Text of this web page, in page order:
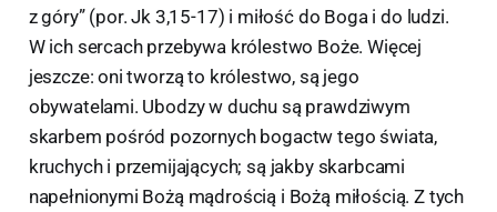
z góry” (por. Jk 3,15-17) i miłość do Boga i do ludzi.
W ich sercach przebywa królestwo Boże. Więcej
jeszcze: oni tworzą to królestwo, są jego
obywatelami. Ubodzy w duchu są prawdziwym
skarbem pośród pozornych bogactw tego świata,
kruchych i przemijających; są jakby skarbcami
napełnionymi Bożą mądrością i Bożą miłością. Z tych